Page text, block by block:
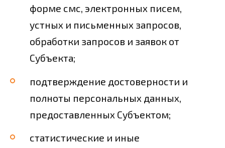
форме смс, электронных писем,
устных и письменных запросов,
обработки запросов и заявок от
Субъекта;
подтверждение достоверности и
полноты персональных данных,
предоставленных Субъектом;
статистические и иные